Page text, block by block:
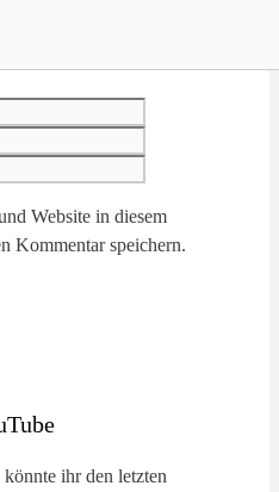
Website in diesem
Kommentar speichern.
ihr den letzten